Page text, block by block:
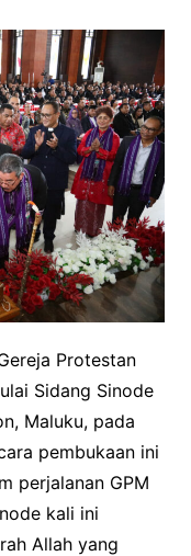
Protestan
Sidang Sinode
Maluku, pada
pembukaan ini
perjalanan GPM
kali ini
Allah yang